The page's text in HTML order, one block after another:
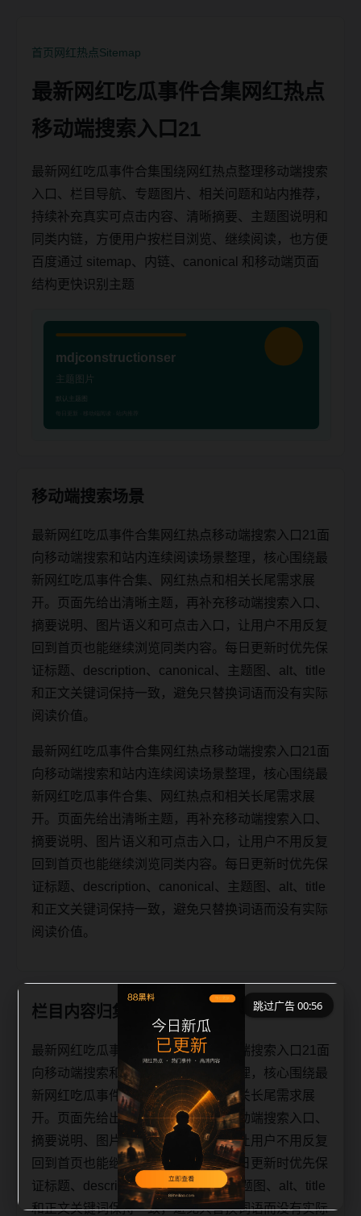
首页网红热点Sitemap
最新网红吃瓜事件合集网红热点
移动端搜索入口21
最新网红吃瓜事件合集围绕网红热点整理移动端搜索
入口、栏目导航、专题图片、相关问题和站内推荐，
持续补充真实可点击内容、清晰摘要、主题图说明和
同类内链，方便用户按栏目浏览、继续阅读，也方便
百度通过 sitemap、内链、canonical 和移动端页面
结构更快识别主题
移动端搜索场景
最新网红吃瓜事件合集网红热点移动端搜索入口21面
向移动端搜索和站内连续阅读场景整理，核心围绕最
新网红吃瓜事件合集、网红热点和相关长尾需求展
开。页面先给出清晰主题，再补充移动端搜索入口、
摘要说明、图片语义和可点击入口，让用户不用反复
回到首页也能继续浏览同类内容。每日更新时优先保
证标题、description、canonical、主题图、alt、title
和正文关键词保持一致，避免只替换词语而没有实际
阅读价值。
最新网红吃瓜事件合集网红热点移动端搜索入口21面
向移动端搜索和站内连续阅读场景整理，核心围绕最
新网红吃瓜事件合集、网红热点和相关长尾需求展
开。页面先给出清晰主题，再补充移动端搜索入口、
摘要说明、图片语义和可点击入口，让用户不用反复
回到首页也能继续浏览同类内容。每日更新时优先保
证标题、description、canonical、主题图、alt、title
和正文关键词保持一致，避免只替换词语而没有实际
阅读价值。
栏目内容归集
最新网红吃瓜事件合集网红热点移动端搜索入口21面
向移动端搜索和站内连续阅读场景整理，核心围绕最
新网红吃瓜事件合集、网红热点和相关长尾需求展
开。页面先给出清晰主题，再补充移动端搜索入口、
摘要说明、图片语义和可点击入口，让用户不用反复
回到首页也能继续浏览同类内容。每日更新时优先保
证标题、description、canonical、主题图、alt、title
和正文关键词保持一致，避免只替换词语而没有实际
跳过广告 00:56